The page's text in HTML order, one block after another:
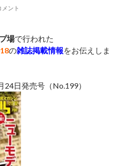
ント
場で行われた
の雑誌掲載情報をお伝えしま
24日発売号（No.199）